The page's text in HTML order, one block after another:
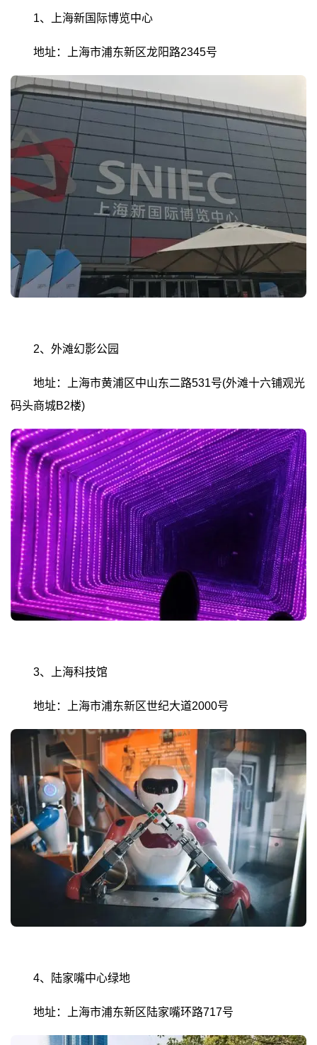
1、上海新国际博览中心
地址：上海市浦东新区龙阳路2345号
2、外滩幻影公园
地址：上海市黄浦区中山东二路531号(外滩十六铺观光
码头商城B2楼)
3、上海科技馆
地址：上海市浦东新区世纪大道2000号
4、陆家嘴中心绿地
地址：上海市浦东新区陆家嘴环路717号